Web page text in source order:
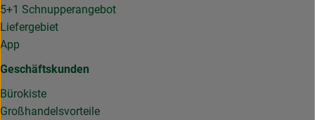
5+1 Schnupperangebot
Liefergebiet
App
Geschäftskunden
Bürokiste
Großhandelsvorteile